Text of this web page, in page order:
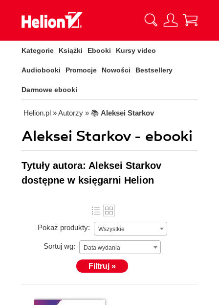
Kategorie Książki Ebooki Kursy video
Audiobooki Promocje Nowości Bestsellery
Darmowe ebooki
Helion.pl » Autorzy » 📚 Aleksei Starkov
Aleksei Starkov - ebooki
Tytuły autora: Aleksei Starkov
dostępne w księgarni Helion
Pokaż produkty: Wszystkie
Sortuj wg: Data wydania
Filtruj »